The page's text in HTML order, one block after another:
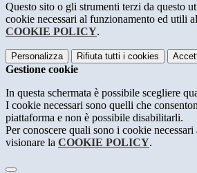
Questo sito o gli strumenti terzi da questo
cookie necessari al funzionamento ed utili
COOKIE POLICY.
Personalizza Rifiuta tutti i cookies
Gestione cookie
In questa schermata è possibile scegliere
I cookie necessari sono quelli che
piattaforma e non è possibile disabilitarli.
Per conoscere quali sono i cookie
visionare la COOKIE POLICY.